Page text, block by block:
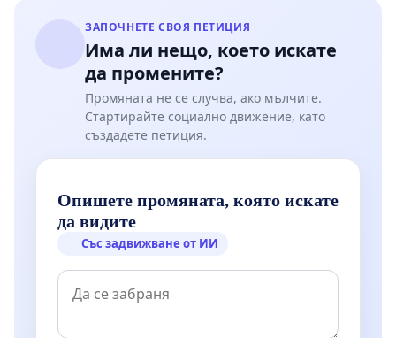
ЗАПОЧНЕТЕ СВОЯ ПЕТИЦИЯ
Има ли нещо, което искате
да промените?
Промяната не се случва, ако мълчите.
Стартирайте социално движение, като
създадете петиция.
Опишете промяната, която искате
да видите
Със задвижване от ИИ